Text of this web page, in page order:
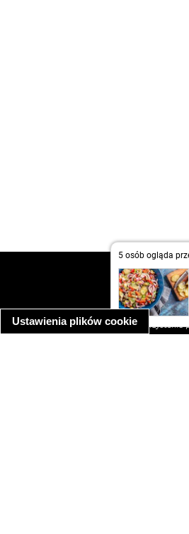
Ustawienia plików cookie
5 osób ogląda
kontakt
regulamin
informacja o
informacja o wykorzystaniu